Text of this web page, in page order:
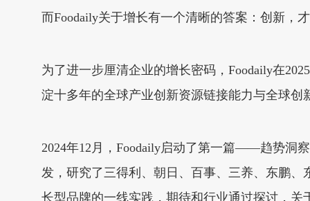
而Foodaily关于增长有一个清晰的答案：创新，
为了进一步厘清企业的增长密码，Foodaily在
淀十多年的全球产业创新资源链接能力与全球
2024年12月，Foodaily启动了第一篇——趋势洞
发，研究了三得利、朝日、百事、三养、东鹏
长型品牌的一线实践，期待和行业通过探讨，